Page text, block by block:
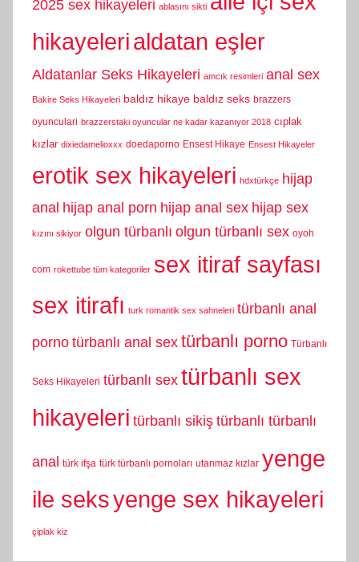
2025 sex hikayeleri ablasını sikti
hikayelerialdatan eşler
Aldatanlar Seks Hikayeleri amcık resimleri anal sex
Bakire Seks Hikayeleri baldız hikaye baldız seks brazzers
oyunculari brazzerstaki oyuncular ne kadar kazanıyor 2018 cıplak
kızlar dixiedamelioxxx doedaporno Ensest Hikaye Ensest Hikayeler
erotik sex hikayeleri hdxtürkçe hijap
anal hijap anal porn hijap anal sex hijap sex
kızını sikiyor olgun türbanlı olgun türbanlı sex oyoh
com rokettube tüm kategoriler sex itiraf sayfası
sex itirafı turk romantik sex sahneleri türbanlı anal
porno türbanlı anal sex türbanlı porno Türbanlı
Seks Hikayeleri türbanlı sex türbanlı sex
hikayeleri türbanlı sikiş türbanlı türbanlı
anal türk ifşa türk türbanlı pornoları utanmaz kızlar yenge
ile seksyenge sex hikayeleri
çiplak kiz